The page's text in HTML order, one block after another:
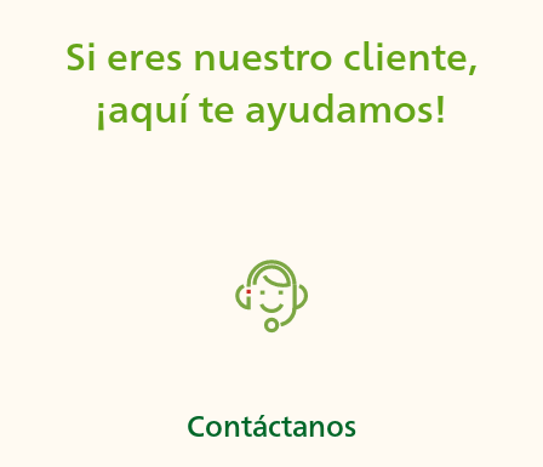
Si eres nuestro cliente,
¡aquí te ayudamos!
Contáctanos